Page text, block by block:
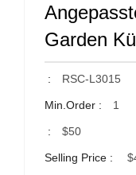
Garden
: RSC-L3015
Min.Order : 1
: $50
Selling Price :